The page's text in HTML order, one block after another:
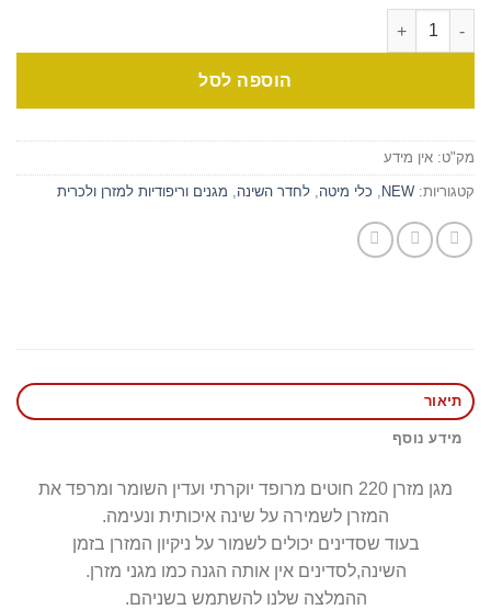
הוספה לסל
מק"ט: אין מידע
קטגוריות: NEW כלי מיטה לחדר השינה מגנים וריפודיות למזרן ולכרית
תיאור
מידע נוסף
מגן מזרן 220 חוטים מרופד יוקרתי ועדין השומר ומרפד את
המזרן לשמירה על שינה איכותית ונעימה.
בעוד שסדינים יכולים לשמור על ניקיון המזרן בזמן
השינה,לסדינים אין אותה הגנה כמו מגני מזרן.
ההמלצה שלנו להשתמש בשניהם.